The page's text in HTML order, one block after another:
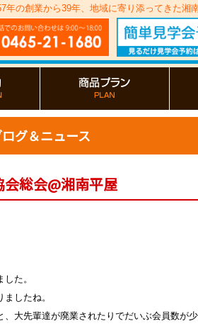
年の創業から39年、地域に寄り添ってきた湘
グ＆ニュース
会総会@湘南平屋
た。
したね。
大先輩達が廃業されたりでだいぶ会員数が